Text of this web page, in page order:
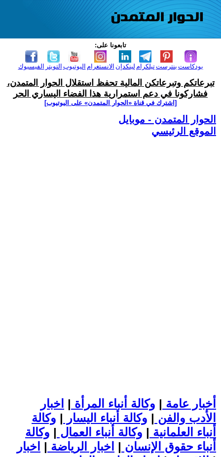
تابعونا على:
الفيسبوك التويتر اليوتيوب الانستغرام لينكدإن تيلكرامبنترست بودكاست
تبرعاتكم وتبرعاتكن المالية تحفظ استقلال الحوار المتمدن،
فشاركونا في دعم استمرارية هذا الفضاء اليساري الحر
[اشترك في قناة ‫«الحوار المتمدن» على اليوتيوب]
الحوار المتمدن - موبايل
الموقع الرئيسي
أخبار عامة | وكالة أنباء المرأة | اخبار
الأدب والفن | وكالة أنباء اليسار | وكالة
أنباء العلمانية | وكالة أنباء العمال | وكالة
أنباء حقوق الإنسان | اخبار الرياضة | اخبار